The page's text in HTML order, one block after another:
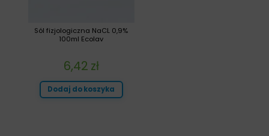
Sól fizjologiczna NaCL 0,9%
100ml Ecolav
6,42 zł
Dodaj do koszyka